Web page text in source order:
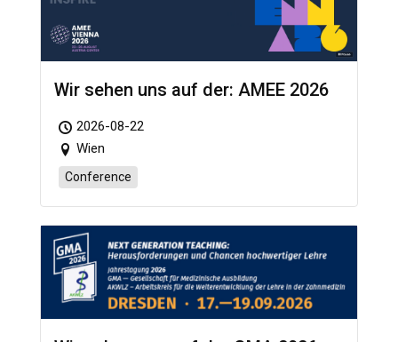
Wir sehen uns auf der: AMEE 2026
2026-08-22
Wien
Conference